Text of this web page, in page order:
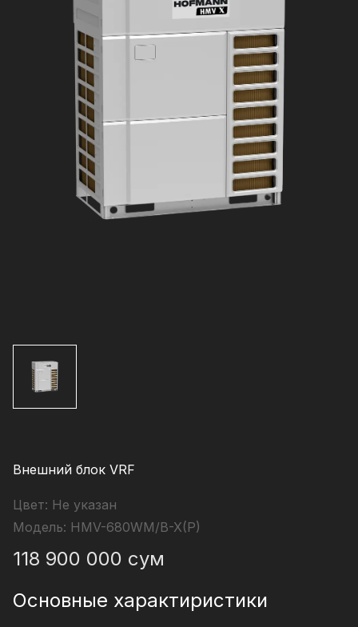
Внешний блок VRF
Цвет: Не указан
Модель: HMV-680WM/B-X(P)
118 900 000 сум
Основные характиристики